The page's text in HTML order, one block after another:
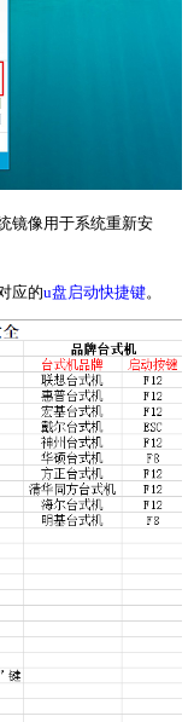
镜像用于系统重新安
应的u盘启动快捷键。